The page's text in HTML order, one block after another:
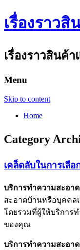
เรื่องราว
เรื่องราวสินค้
Menu
Skip to content
Home
Category
เคล็ดลับในการเลื
บริการทำความสะอาด
สะอาดบ้านหรือบุคคล
โดยรวมที่ผู้ให้บริการ
ของคุณ
บริการทำความสะอา